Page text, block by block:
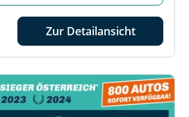
Zur Detailansicht